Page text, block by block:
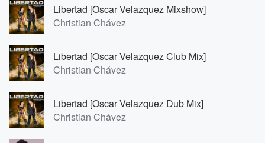
Libertad [Oscar Velazquez Mixshow]
Christian Chávez
Libertad [Oscar Velazquez Club Mix]
Christian Chávez
Libertad [Oscar Velazquez Dub Mix]
Christian Chávez